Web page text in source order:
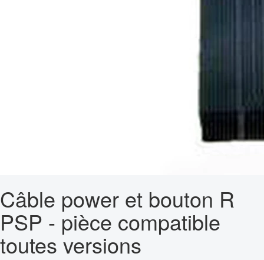
Câble power et bouton R
PSP - pièce compatible
toutes versions